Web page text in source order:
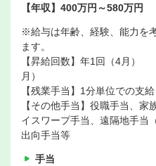
【年収】400万円～580万円
※給与は年齢、経験、能力を
ます。
【昇給回数】年1回（4月）
月）
【残業手当】1分単位での支給
【その他手当】役職手当、
イスワープ手当、遠隔地手当
出向手当等
手当